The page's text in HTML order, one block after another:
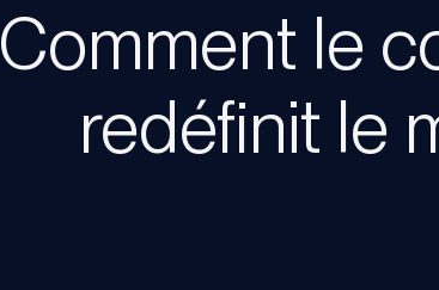
Comment le
redéfinit le